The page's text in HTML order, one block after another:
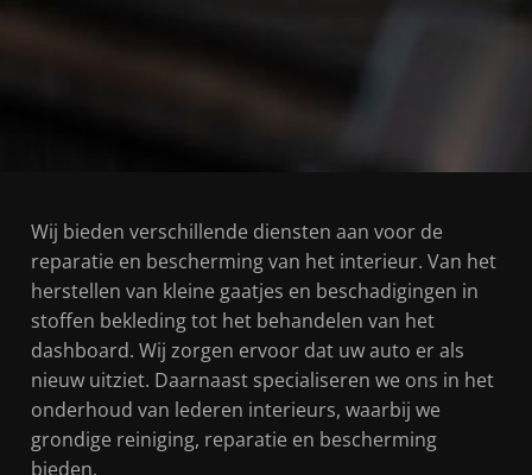
Wij bieden verschillende diensten aan voor de
reparatie en bescherming van het interieur. Van het
herstellen van kleine gaatjes en beschadigingen in
stoffen bekleding tot het behandelen van het
dashboard. Wij zorgen ervoor dat uw auto er als
nieuw uitziet. Daarnaast specialiseren we ons in het
onderhoud van lederen interieurs, waarbij we
grondige reiniging, reparatie en bescherming
bieden.